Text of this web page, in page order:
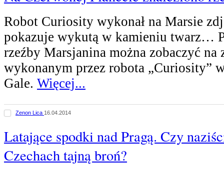
Robot Curiosity wykonał na Marsie
pokazuje wykutą w kamieniu twarz…
rzeźby Marsjanina można zobaczyć na
wykonanym przez robota „Curiosity”
Gale. Więcej...
Zenon Lica 16.04.2014
Latające spodki nad Pragą. Czy
Czechach tajną broń?